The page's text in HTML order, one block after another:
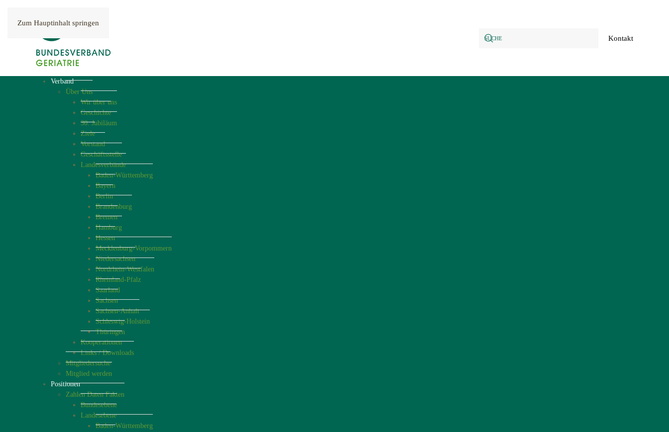
Zum Hauptinhalt springen
Kontakt
Verband
Über Uns
Wir über uns
Geschichte
30. Jubiläum
Ziele
Vorstand
Geschäftsstelle
Landesverbände
Baden-Württemberg
Bayern
Berlin
Brandenburg
Bremen
Hamburg
Hessen
Mecklenburg-Vorpommern
Niedersachsen
Nordrhein-Westfalen
Rheinland-Pfalz
Saarland
Sachsen
Sachsen-Anhalt
Schleswig-Holstein
Thüringen
Kooperationen
Links / Downloads
Mitgliedersuche
Mitglied werden
Positionen
Zahlen Daten Fakten
Bundesebene
Landesebene
Baden-Württemberg